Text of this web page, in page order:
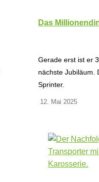
Das
Gerade erst ist er
nächste Jubiläum.
Sprinter.
12. Mai 2025